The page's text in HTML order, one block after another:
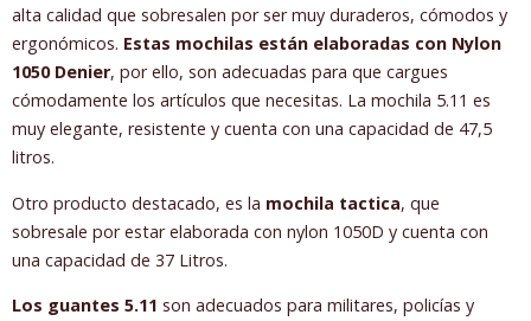
alta calidad que sobresalen por ser muy duraderos, cómodos y
ergonómicos. Estas mochilas están elaboradas con Nylon
1050 Denier, por ello, son adecuadas para que cargues
cómodamente los artículos que necesitas. La mochila 5.11 es
muy elegante, resistente y cuenta con una capacidad de 47,5
litros.
Otro producto destacado, es la mochila tactica, que
sobresale por estar elaborada con nylon 1050D y cuenta con
una capacidad de 37 Litros.
Los guantes 5.11 son adecuados para militares, policías y